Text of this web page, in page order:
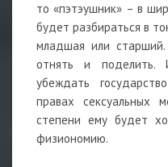
то «пэтэушник» – в
будет разбираться в
младшая или
отнять и
убеждать
правах сексуальных
степени ему будет
физиономию.